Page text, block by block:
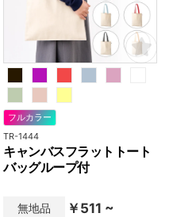
てもおすすめです。
フルカラー
TR-1444
キャンバスフラットトート
バッグループ付
無地品 ￥511 ~